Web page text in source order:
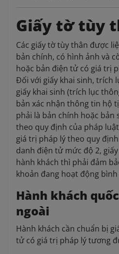
Giấy tờ tùy
Các giấy tờ tùy thân được
bản chính, có hình ảnh và
hoặc bản điện tử có giá trị
Đối với giấy khai sinh, trích
giấy khai sinh (trích lục
bản xác nhận thông tin hộ
phải là bản chính hoặc bản
theo quy định của pháp
giá trị pháp lý theo quy
danh điện tử mức độ 2,
hành khách thì phải đảm
khoản đang hoạt động
Hành khách
ngoài
Hành khách cần chuẩn bị
tử có giá trị pháp lý tương